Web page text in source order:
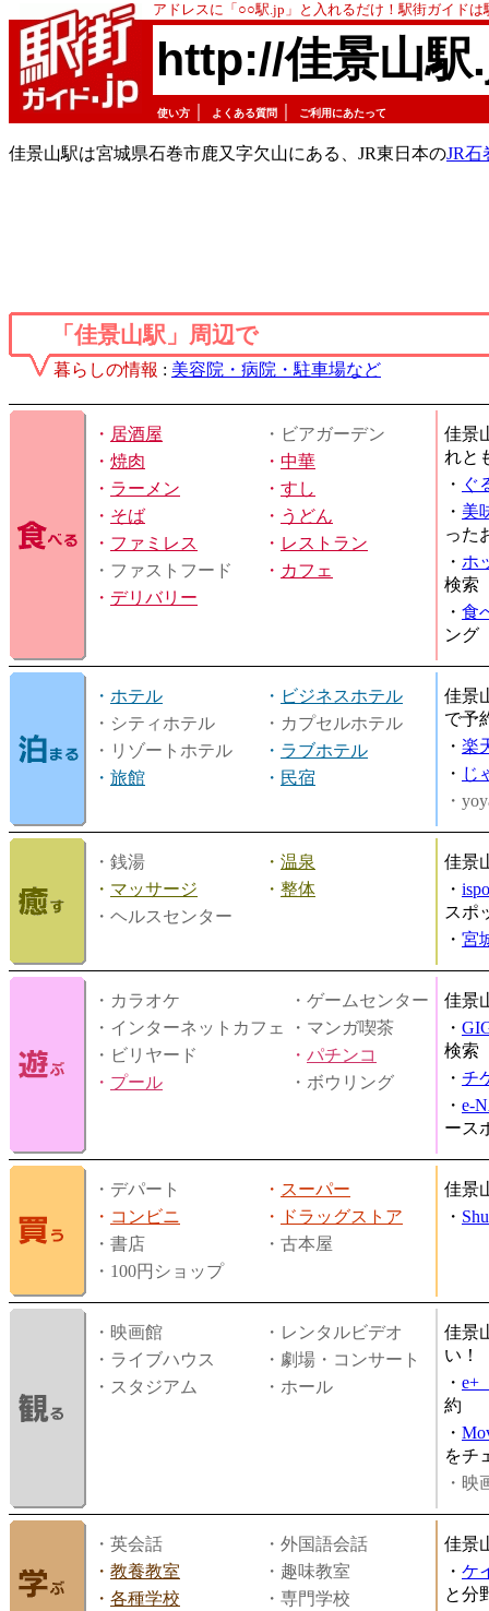
アドレスに「○○駅.jp」と入れるだけ！駅街ガイド
http://佳景山駅
使い方 よくある質問 ご利用にあたって
佳景山駅は宮城県石巻市鹿又字欠山にある、JR東日本のJR石
「佳景山駅」周辺で
暮らしの情報 : 美容院・病院・駐車場など
・ 居酒屋
・ビアガーデン
・ 焼肉 ・ 中華
・ ラーメン ・ すし
・ そば ・ うどん
・ ファミレス ・ レストラン
・ファストフード
・ カフェ
・ デリバリー
佳景
れと
・ ぐ
・ 美
った
・ ホ
検索
・ 食
ング
・ ホテル ・ ビジネスホテル
・シティホテル
・カプセルホテル
・リゾートホテル
・ ラブホテル
・ 旅館 ・ 民宿
佳景
で予
・ 楽
・ じ
・
・銭湯 ・ 温泉
・ マッサージ ・ 整体
・ヘルスセンター
佳景
・
スポ
・ 宮
・カラオケ
・ゲームセンター
・インターネットカフェ
・マンガ喫茶
・ビリヤード
・ パチンコ
・ プール ・ボウリング
佳景
・
検索
・ チ
・ e-
ース
・デパート ・ スーパー
・ コンビニ ・
ドラッグストア
・書店
・古本屋
・100円ショップ
佳景
・
・映画館
・レンタルビデオ
・ライブハウス
・劇場・コンサート
・スタジアム
・ホール
佳景
い！
・ e+
約
・
をチ
・映
・英会話
・外国語会話
・ 教養教室
・趣味教室
・ 各種学校 ・専門学校
佳景
・ ケ
と分